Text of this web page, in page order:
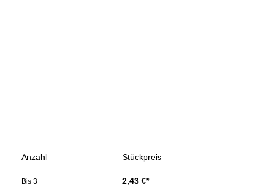
Anzahl Stückpreis
Bis 3 2,43 €*